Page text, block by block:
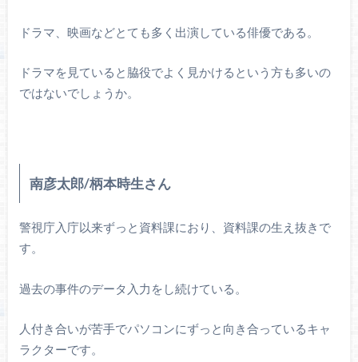
ドラマ、映画などとても多く出演している俳優である。
ドラマを見ていると脇役でよく見かけるという方も多いの
ではないでしょうか。
南彦太郎/柄本時生さん
警視庁入庁以来ずっと資料課におり、資料課の生え抜きで
す。
過去の事件のデータ入力をし続けている。
人付き合いが苦手でパソコンにずっと向き合っているキャ
ラクターです。